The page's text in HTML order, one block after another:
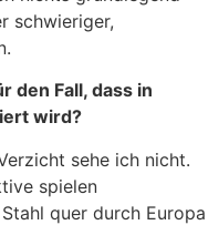
schwieriger,
den Fall, dass in
wird?
sehe ich nicht.
spielen
quer durch Europa